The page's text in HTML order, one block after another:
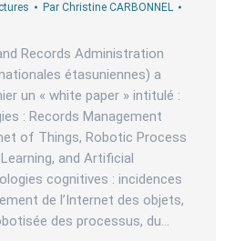
Par Christine CARBONNEL
Records Administration
étasuniennes) a
un « white paper » intitulé :
: Records Management
of Things, Robotic Process
and Artificial
cognitives : incidences
de l’Internet des objets,
des processus, du…